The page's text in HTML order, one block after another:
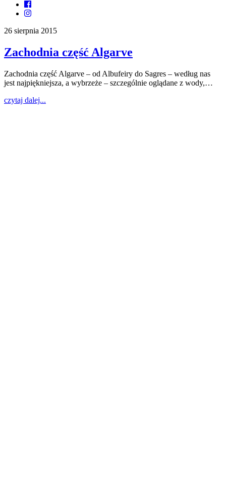
26 sierpnia 2015
Zachodnia część Algarve
Zachodnia część Algarve – od Albufeiry do Sagres – według nas
jest najpiękniejsza, a wybrzeże – szczególnie oglądane z wody,…
czytaj dalej...